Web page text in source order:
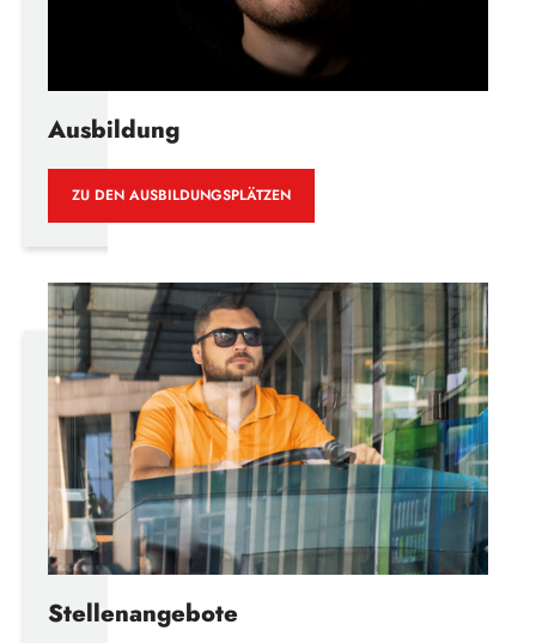
Ausbildung
ZU DEN AUSBILDUNGSPLÄTZEN
Stellenangebote